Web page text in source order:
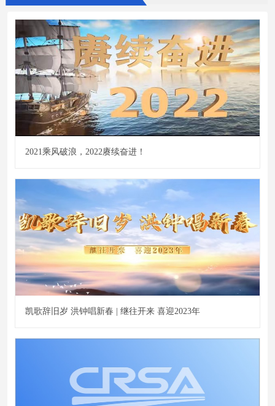
2021乘风破浪，2022赓续奋进！
凯歌辞旧岁 洪钟唱新春 | 继往开来 喜迎2023年